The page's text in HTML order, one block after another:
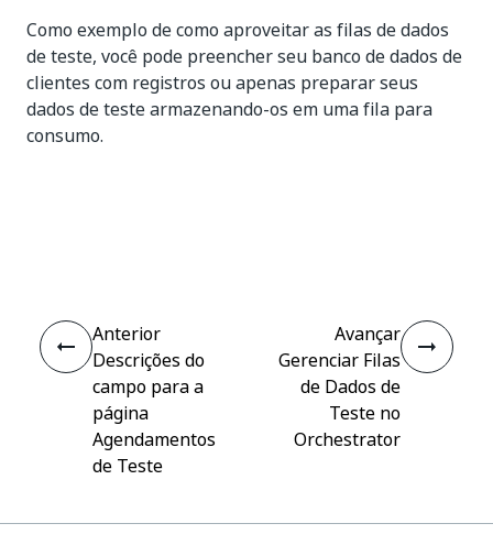
Como exemplo de como aproveitar as filas de dados
de teste, você pode preencher seu banco de dados de
clientes com registros ou apenas preparar seus
dados de teste armazenando-os em uma fila para
consumo.
Anterior
Descrições do
campo para a
página
Agendamentos
de Teste
Avançar
Gerenciar Filas
de Dados de
Teste no
Orchestrator